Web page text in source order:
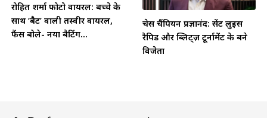
रोहित शर्मा फोटो वायरल: बच्चे के
साथ ‘बैट’ वाली तस्वीर वायरल,
फैंस बोले- नया बैटिंग...
चेस चैंपियन प्रज्ञानंद: सेंट लुइस
रैपिड और ब्लिट्ज़ टूर्नामेंट के बने
विजेता